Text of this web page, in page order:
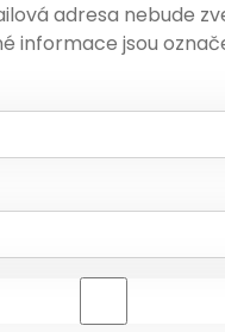
adresa nebude
informace jsou